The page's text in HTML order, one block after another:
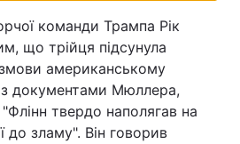
команди Трампа Рік
що трійця підсунула
американському
з документами Мюллера,
твердо наполягав на
до зламу". Він говорив